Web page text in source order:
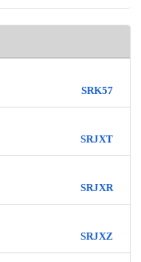
SRK57
SRJXT
SRJXR
SRJXZ